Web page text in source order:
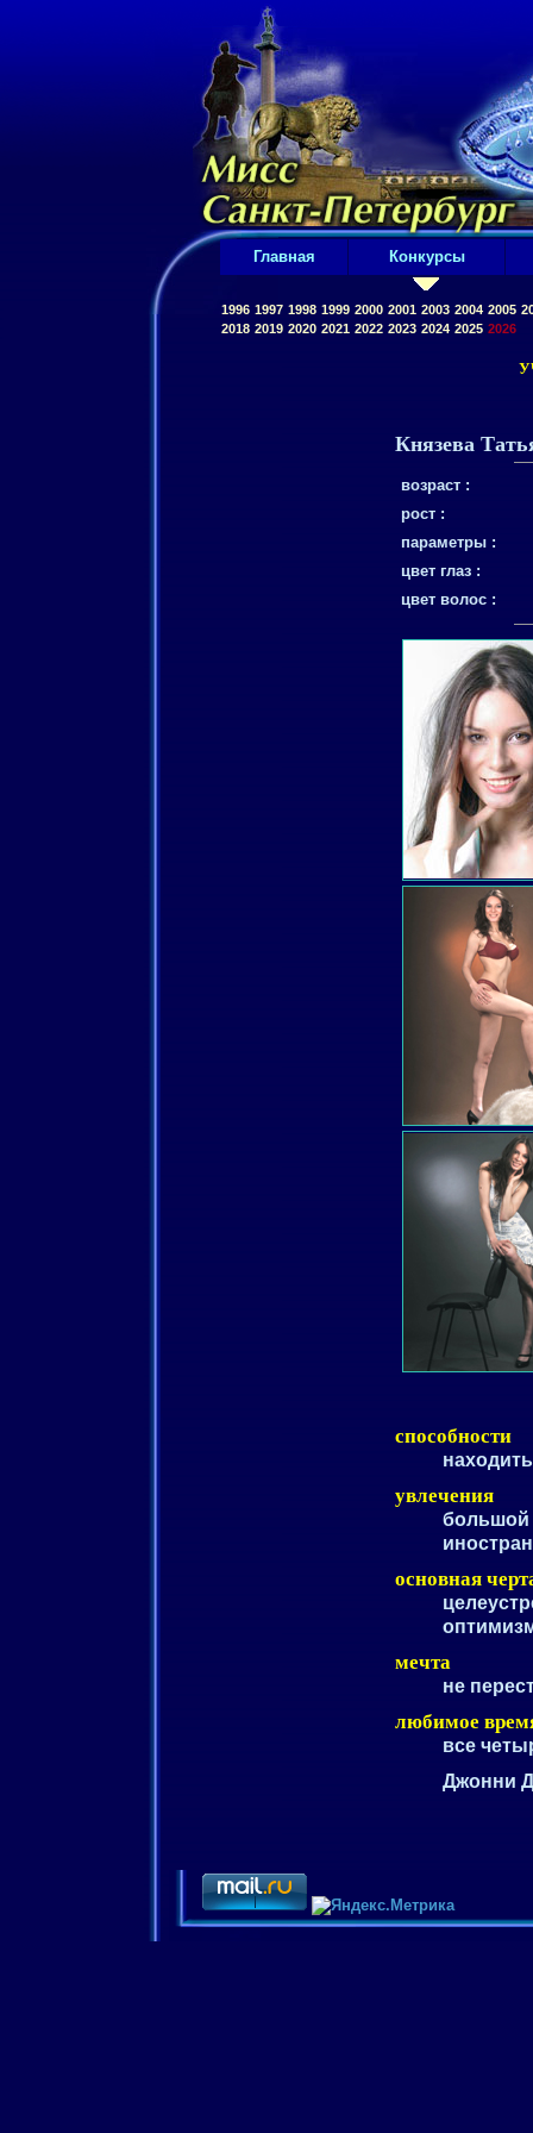
Главная Конкурсы
1996 1997 1998 1999 2000 2001 2003 2004 2005
2018 2019 2020 2021 2022 2023 2024 2025 2026
Князева
возраст :
рост :
параметры :
цвет глаз :
цвет волос :
способности
увлечения
большой
основная
мечта
не
любимое
все
Джонни